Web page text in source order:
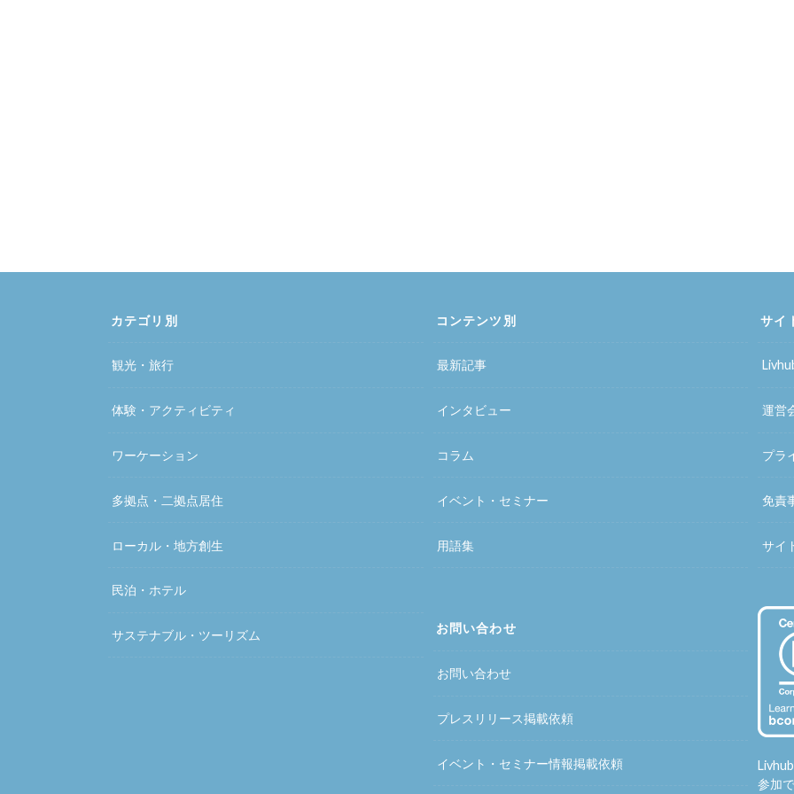
カテゴリ別
観光・旅行
体験・アクティビティ
ワーケーション
多拠点・二拠点居住
ローカル・地方創生
民泊・ホテル
サステナブル・ツーリズム
コンテンツ別
最新記事
インタビュー
コラム
イベント・セミナー
用語集
お問い合わせ
お問い合わせ
プレスリリース掲載依頼
イベント・セミナー情報掲載依頼
サイ
運営
プラ
免責
サイ
参加